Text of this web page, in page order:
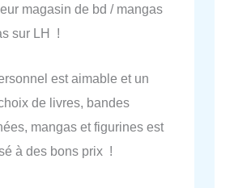
magasin de bd / mangas
sur LH !
est aimable et un
de livres, bandes
mangas et figurines est
à des bons prix !